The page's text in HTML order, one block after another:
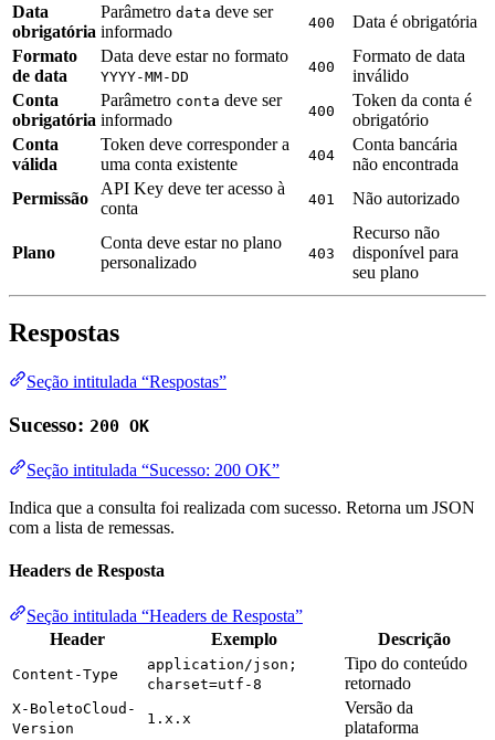
Data
obrigatória
Parâmetro data deve ser
informado
400
Data é obrigatória
Formato
de data
Data deve estar no formato
YYYY-MM-DD
400
Formato de data
inválido
Conta
obrigatória
Parâmetro conta deve ser
informado
400
Token da conta é
obrigatório
Conta
válida
Token deve corresponder a
uma conta existente
404
Conta bancária
não encontrada
Permissão
API Key deve ter acesso à
conta
401 Não autorizado
Plano
Conta deve estar no plano
personalizado
403
Recurso não
disponível para
seu plano
Respostas
Seção intitulada “Respostas”
Sucesso: 200 OK
Seção intitulada “Sucesso: 200 OK”
Indica que a consulta foi realizada com sucesso. Retorna um JSON
com a lista de remessas.
Headers de Resposta
Seção intitulada “Headers de Resposta”
Header
Exemplo Descrição
Content-Type
application/json;
charset=utf-8
Tipo do conteúdo
retornado
X-BoletoCloud-
Version
1.x.x
Versão da
plataforma